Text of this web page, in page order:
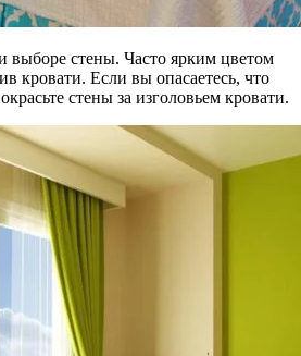
выборе стены. Часто ярким цветом
кровати. Если вы опасаетесь, что
стены за изголовьем кровати.